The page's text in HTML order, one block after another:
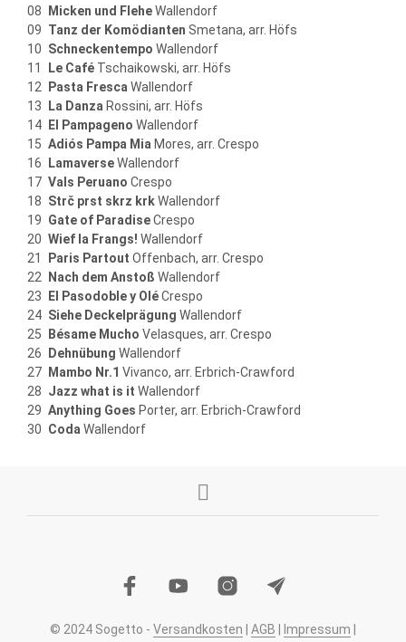
Micken und FleheWallendorf
Tanz der Komödianten Smetana, arr. Höfs
Schneckentempo Wallendorf
Le Café Tschaikowski, arr. Höfs
Pasta Fresca Wallendorf
La Danza Rossini, arr. Höfs
El Pampageno Wallendorf
Adiós Pampa Mia Mores, arr. Crespo
LamaverseWallendorf
Vals Peruano Crespo
Strč prst skrz krkWallendorf
Gate of ParadiseCrespo
Wief la Frangs! Wallendorf
Paris Partout Offenbach, arr. Crespo
Nach dem Anstoß Wallendorf
El Pasodoble y OléCrespo
Siehe Deckelprägung Wallendorf
Bésame Mucho Velasques, arr. Crespo
Dehnübung Wallendorf
Mambo Nr.1 Vivanco, arr. Erbrich-Crawford
Jazz what is it Wallendorf
Anything Goes Porter, arr. Erbrich-Crawford
Coda Wallendorf
© 2024 Sogetto - Versandkosten AGB Impressum